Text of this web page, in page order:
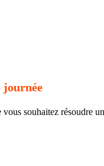
journée
souhaitez résoudre